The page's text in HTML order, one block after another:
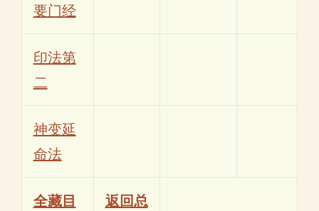
要门经
印法第
二
神变延
命法
全藏目
返回总